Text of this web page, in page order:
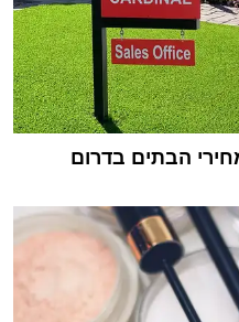
הבתים בדרום